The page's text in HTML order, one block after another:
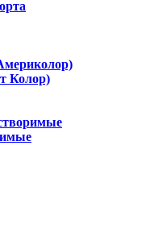
Колор)